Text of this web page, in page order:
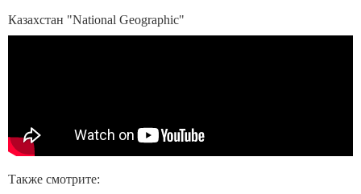
Казахстан "National Geographic"
Также смотрите: